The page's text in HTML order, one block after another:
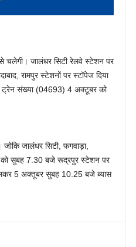
चलेगी। जालंधर सिटी रेलवे स्टेशन पर
रामपुर स्टेशनों पर स्टॉपेज दिया
ट्रेन संख्या (04693) 4 अक्टूबर को
जालंधर सिटी, फगवाड़ा,
को सुबह 7.30 बजे रूद्रपुर स्टेशन पर
5 अक्तूबर सुबह 10.25 बजे ब्यास